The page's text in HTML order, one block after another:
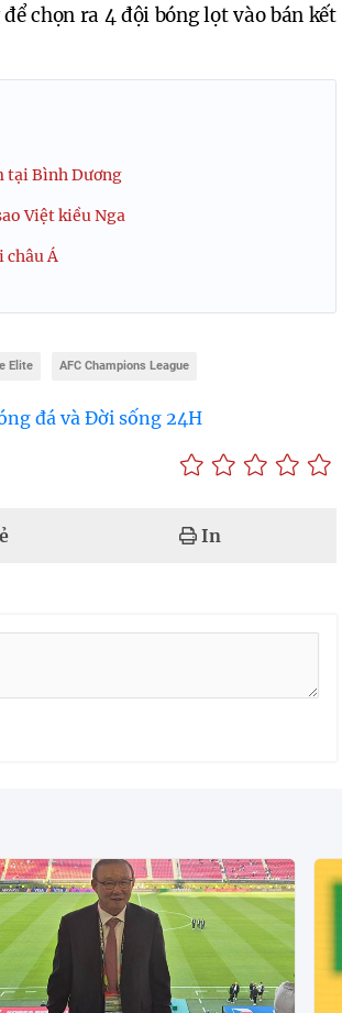
chọn ra 4 đội bóng lọt vào bán kết
tại Bình Dương
Việt kiều Nga
châu Á
Elite AFC Champions League
đá và Đời sống 24H
In